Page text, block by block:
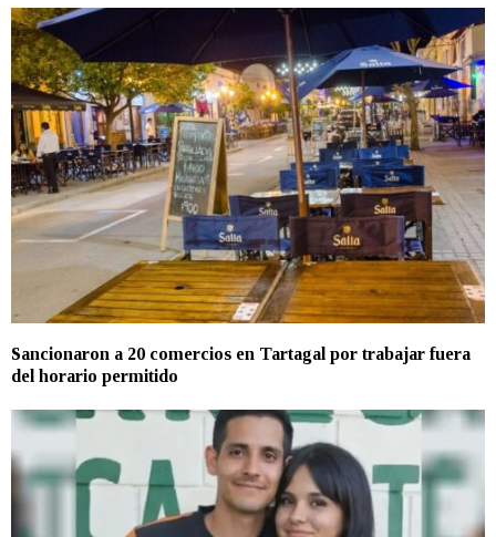
Sancionaron a 20 comercios en Tartagal por trabajar fuera
del horario permitido